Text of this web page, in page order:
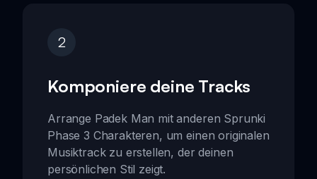
2
Komponiere deine Tracks
Arrange Padek Man mit anderen Sprunki
Phase 3 Charakteren, um einen originalen
Musiktrack zu erstellen, der deinen
persönlichen Stil zeigt.